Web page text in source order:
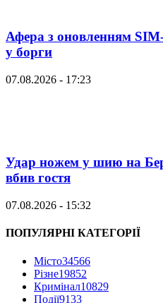
Афера з оновленням
у борги
07.08.2026 - 17:23
Удар ножем у шию на
вбив гостя
07.08.2026 - 15:32
ПОПУЛЯРНІ КАТЕГОРІЇ
Місто34566
Різне19852
Кримінал10829
Події9133